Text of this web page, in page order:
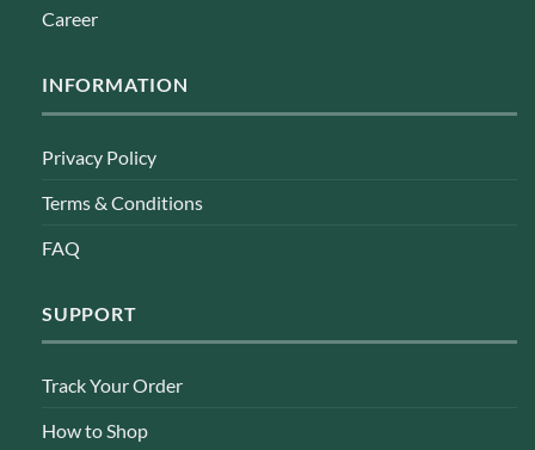
Career
INFORMATION
Privacy Policy
Terms & Conditions
FAQ
SUPPORT
Track Your Order
How to Shop